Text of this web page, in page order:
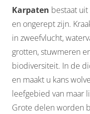
Karpaten bestaat
en ongerept zijn.
in zweefvlucht,
grotten, stuwmeren
biodiversiteit. In de
en maakt u kans
leefgebied van maar
Grote delen worden